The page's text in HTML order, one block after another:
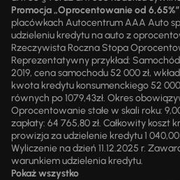
Promocja „Oprocentowanie od 6,65%”
placówkach Autocentrum AAA Auto
udzieleniu kredytu na auto z
Rzeczywista Roczna Stopa
Reprezentatywny przykład:
2019, cena samochodu 52 000 zł,
kwota kredytu konsumenckiego 52
równych po 1079,43zł. Okres
Oprocentowanie stałe w skali roku:
zapłaty: 64 765,80 zł. Całkowity koszt
prowizja za udzielenie kredytu 1 040,00
Wyliczenie na dzień 11.12.2025 r.
warunkiem udzielenia kredytu.
Pokaż wszystko